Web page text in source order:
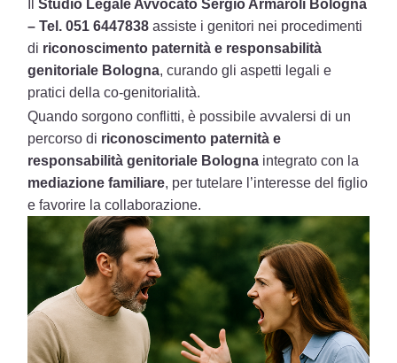
IlStudio Legale Avvocato Sergio Armaroli Bologna
– Tel. 051 6447838 assiste i genitori nei procedimenti
di riconoscimento paternità e responsabilità
genitoriale Bologna, curando gli aspetti legali e
pratici della co-genitorialità.
Quando sorgono conflitti, è possibile avvalersi di un
percorso di riconoscimento paternità e
responsabilità genitoriale Bologna integrato con la
mediazione familiare, per tutelare l’interesse del figlio
e favorire la collaborazione.